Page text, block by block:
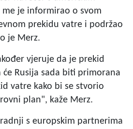
je informirao o svom
prekidu vatre i podržao
je Merz.
vjeruje da je prekid
Rusija sada biti primorana
vatre kako bi se stvorio
plan", kaže Merz.
s europskim partnerima